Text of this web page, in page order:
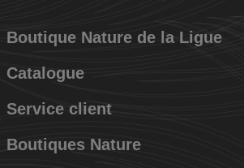
Boutique Nature de la Ligue
Catalogue
Service client
Boutiques Nature